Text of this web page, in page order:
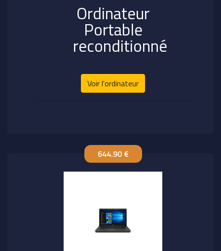
Ordinateur
Portable
reconditionné
Voir l'ordinateur
644.90 €